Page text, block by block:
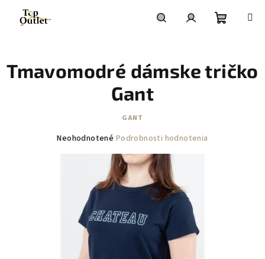
obsah
košík
Tmavomodré dámske tričko
Gant
GANT
Priemerné
hviezdičiek.
Neohodnotené Podrobnosti hodnotenia